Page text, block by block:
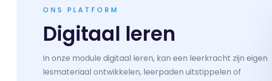
ONS PLATFORM
Digitaal leren
In onze module digitaal leren, kan een leerkracht zijn eigen
lesmateriaal ontwikkelen, leerpaden uitstippelen of